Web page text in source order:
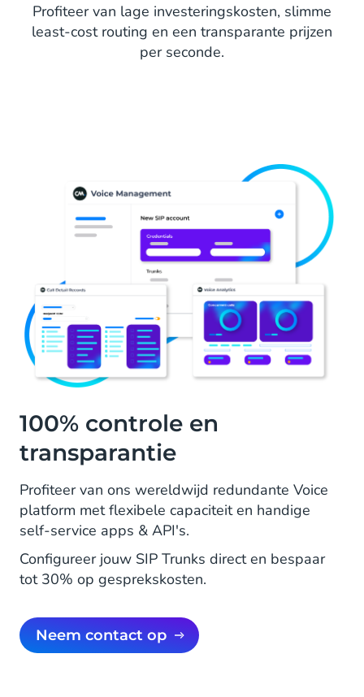
Profiteer van lage investeringskosten, slimme
least-cost routing en een transparante prijzen
per seconde.
100% controle en
transparantie
Profiteer van ons wereldwijd redundante Voice
platform met flexibele capaciteit en handige
self-service apps & API's.
Configureer jouw SIP Trunks direct en bespaar
tot 30% op gesprekskosten.
Neem contact op